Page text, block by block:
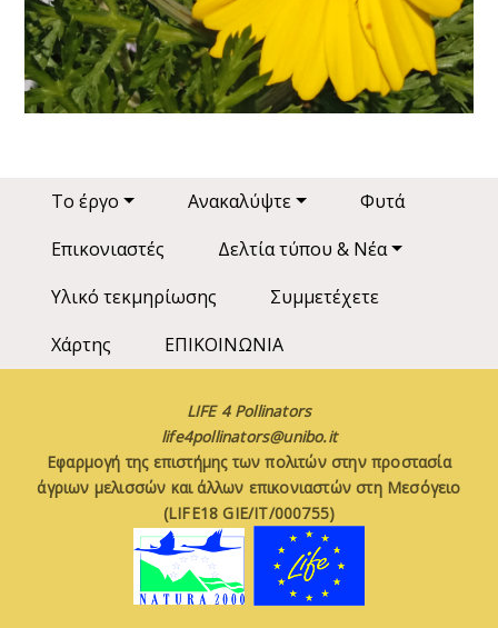
Main navigation
Το έργο Ανακαλύψτε
Φυτά
Επικονιαστές
Δελτία τύπου & Νέα
Υλικό τεκμηρίωσης
Συμμετέχετε
Χάρτης
ΕΠΙΚΟΙΝΩΝΙΑ
LIFE 4 Pollinators
life4pollinators@unibo.it
Εφαρμογή της επιστήμης των πολιτών στην προστασία
άγριων μελισσών και άλλων επικονιαστών στη Μεσόγειο
(LIFE18 GIE/IT/000755)